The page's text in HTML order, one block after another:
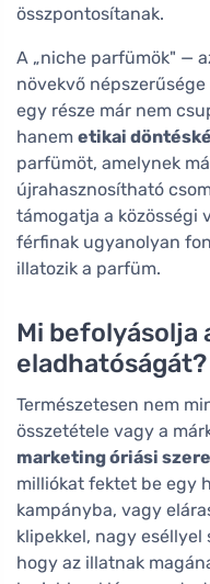
összpontosítanak.
A „niche parfümök" —
növekvő
egy része már nem
hanem etikai
parfümöt, amelynek
újrahasznosítható
támogatja a közösségi
férfinak ugyanolyan
illatozik a parfüm.
Mi befolyásolja
eladhatóságát?
Természetesen nem
összetétele vagy a
marketing óriási
milliókat fektet be egy
kampányba, vagy
klipekkel, nagy eséllyel
hogy az illatnak